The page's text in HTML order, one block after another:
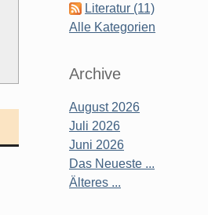
Literatur (11)
Alle Kategorien
Archive
August 2026
Juli 2026
Juni 2026
Das Neueste ...
Älteres ...